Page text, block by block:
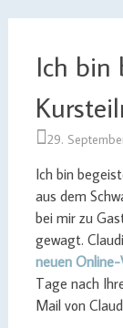
Ich bin
29.
Ich bin
aus dem
bei mir zu
gewagt.
neuen Online-
Tage nach
Mail von